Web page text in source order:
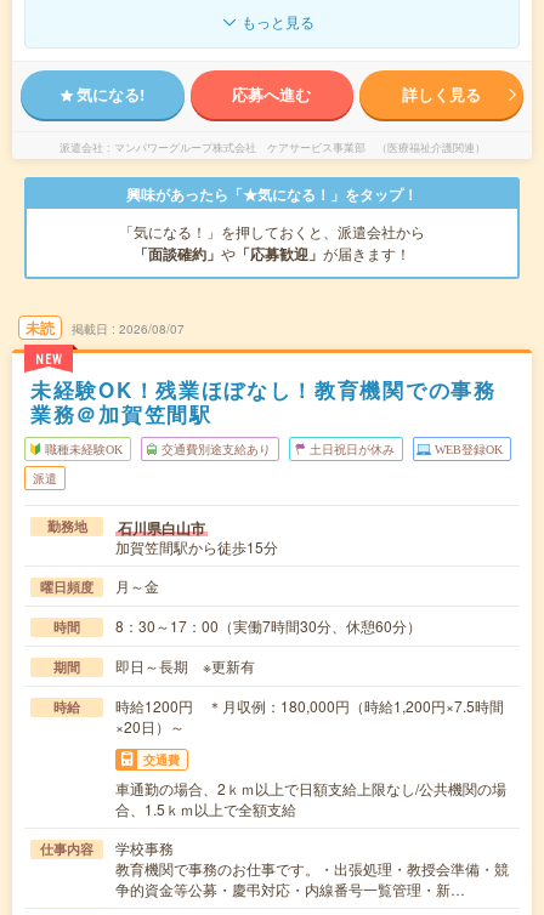
もっと見る
気になる! 応募へ進む 詳しく見る
派遣会社 マンパワーグループ株式会社 ケアサービス事業部 （医療福祉介護関連）
興味があったら「★気になる！」をタップ！
「気になる！」を押しておくと、派遣会社から
「面談確約」 や 「応募歓迎」 が届きます！
未読
NEW
掲載日 2026/08/07
未経験OK！残業ほぼなし！教育機関での事務
業務＠加賀笠間駅
職種未経験OK 交通費別途支給あり 土日祝日が休み WEB登録OK
派遣
勤務地 石川県白山市
加賀笠間駅から徒歩15分
曜日頻度 月～金
時間 8：30～17：00（実働7時間30分、休憩60分）
期間 即日～長期 ※更新有
時給
時給1200円 ＊月収例：180,000円（時給1,200円×7.5時間
×20日）～
交通費
車通勤の場合、2ｋｍ以上で日額支給上限なし/公共機関の場
合、1.5ｋｍ以上で全額支給
仕事内容
学校事務
教育機関で事務のお仕事です。・出張処理・教授会準備・競
争的資金等公募・慶弔対応・内線番号一覧管理・新…